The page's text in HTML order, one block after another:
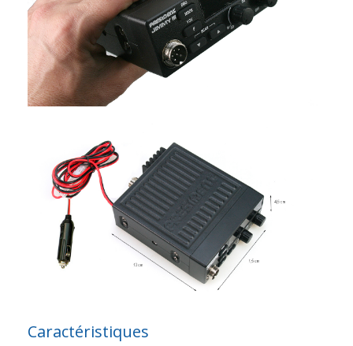
Caractéristiques